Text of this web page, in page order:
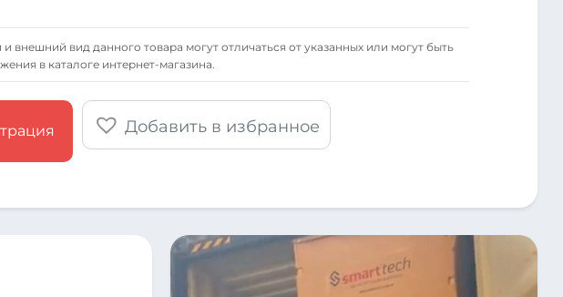
внешний вид данного товара могут отличаться от указанных или могут быть
в каталоге интернет-магазина.
Добавить в избранное